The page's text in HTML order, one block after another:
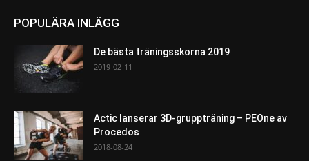
POPULÄRA INLÄGG
De bästa träningsskorna 2019
2019-02-11
Actic lanserar 3D-gruppträning – PEOne av
Procedos
2018-08-24